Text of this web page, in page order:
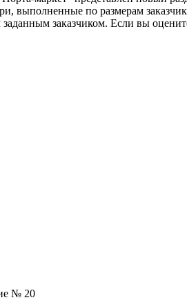
выполненные по размерам
заказчиком. Если вы
№ 20